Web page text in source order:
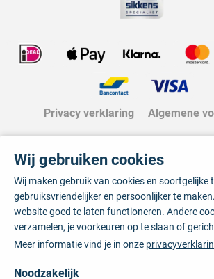
Privacy verklaring Algemene
Wij gebruiken cookies
Wij maken gebruik van cookies en
gebruiksvriendelijker en persoonlijker te
website goed te laten functioneren. Andere
verzamelen, je voorkeuren op te slaan of
Meer informatie vind je in onze
Noodzakelijk